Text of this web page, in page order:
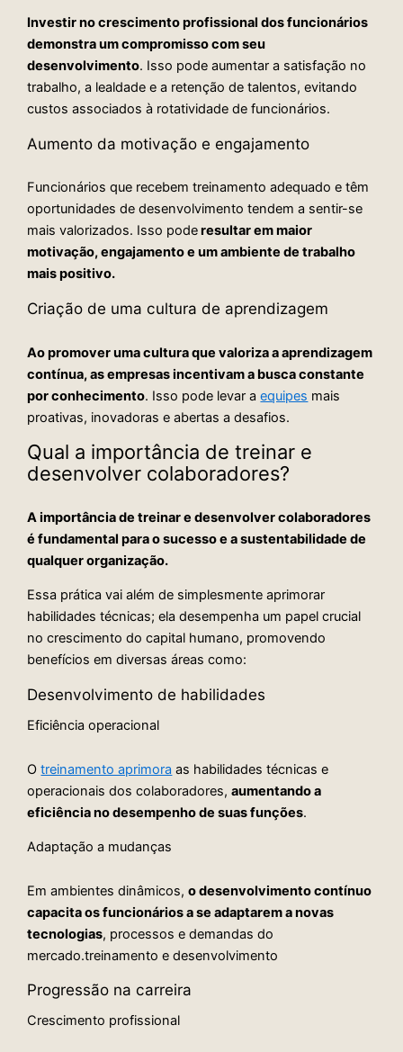
Investir no crescimento profissional dos funcionários
demonstra um compromisso com seu
desenvolvimento. Isso pode aumentar a satisfação no
trabalho, a lealdade e a retenção de talentos, evitando
custos associados à rotatividade de funcionários.
Aumento da motivação e engajamento
Funcionários que recebem treinamento adequado e têm
oportunidades de desenvolvimento tendem a sentir-se
mais valorizados. Isso poderesultar em maior
motivação, engajamento e um ambiente de trabalho
mais positivo.
Criação de uma cultura de aprendizagem
Ao promover uma cultura que valoriza a aprendizagem
contínua, as empresas incentivam a busca constante
por conhecimento. Isso pode levar aequipes mais
proativas, inovadoras e abertas a desafios.
Qual a importância de treinar e
desenvolver colaboradores?
A importância de treinar e desenvolver colaboradores
é fundamental para o sucesso e a sustentabilidade de
qualquer organização.
Essa prática vai além de simplesmente aprimorar
habilidades técnicas; ela desempenha um papel crucial
no crescimento do capital humano, promovendo
benefícios em diversas áreas como:
Desenvolvimento de habilidades
Eficiência operacional
Otreinamento aprimora as habilidades técnicas e
operacionais dos colaboradores,aumentando a
eficiência no desempenho de suas funções.
Adaptação a mudanças
Em ambientes dinâmicos,o desenvolvimento contínuo
capacita os funcionários a se adaptarem a novas
tecnologias, processos e demandas do
mercado.treinamento e desenvolvimento
Progressão na carreira
Crescimento profissional